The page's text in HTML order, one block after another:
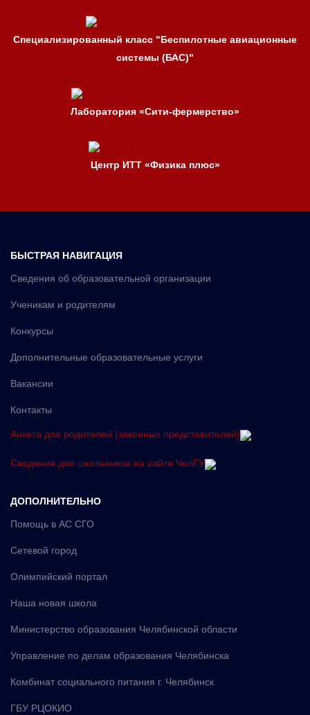
Специализированный класс "Беспилотные авиационные
системы (БАС)"
Лаборатория «Сити-фермерство»
Центр ИТТ «Физика плюс»
БЫСТРАЯ НАВИГАЦИЯ
Сведения об образовательной организации
Ученикам и родителям
Конкурсы
Дополнительные образовательные услуги
Вакансии
Контакты
Анкета для родителей (законных представителей)
Сведения для школьников на сайте ЧелГУ
ДОПОЛНИТЕЛЬНО
Помощь в АС СГО
Сетевой город
Олимпийский портал
Наша новая школа
Министерство образования Челябинской области
Управление по делам образования Челябинска
Комбинат социального питания г. Челябинск
ГБУ РЦОКИО